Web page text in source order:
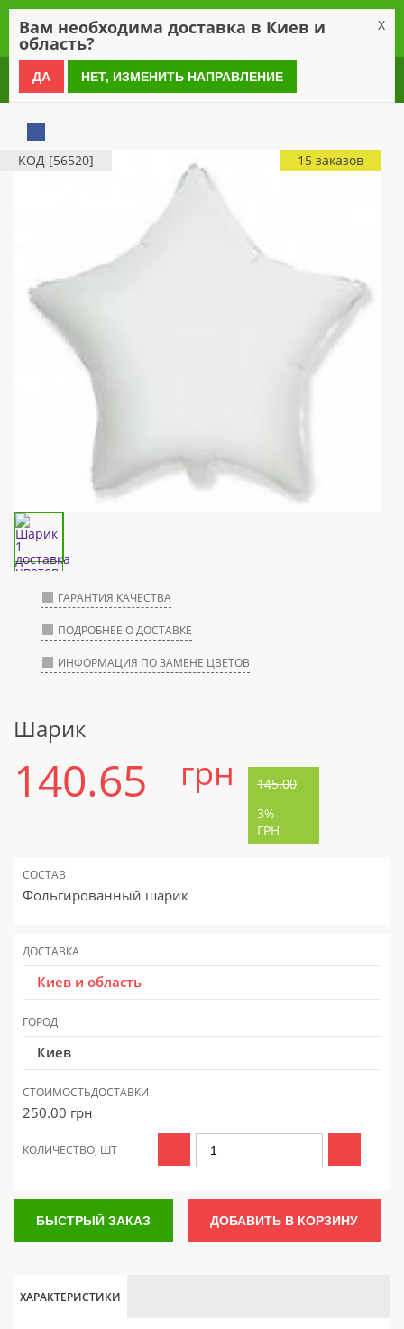
0 800 21 54 55
КОД [56520] 15 заказов
ГАРАНТИЯ КАЧЕСТВА
ПОДРОБНЕЕ О ДОСТАВКЕ
ИНФОРМАЦИЯ ПО ЗАМЕНЕ ЦВЕТОВ
Шарик
140.65 грн 145.00
-
3%
ГРН
СОСТАВ
Фольгированный шарик
ДОСТАВКА
Киев и область
ГОРОД
Киев
СТОИМОСТЬДОСТАВКИ
250.00 грн
КОЛИЧЕСТВО, ШТ
БЫСТРЫЙ ЗАКАЗ ДОБАВИТЬ В КОРЗИНУ
ХАРАКТЕРИСТИКИ
Вам необходима доставка в Киев и
область?
X
ДА НЕТ, ИЗМЕНИТЬ НАПРАВЛЕНИЕ